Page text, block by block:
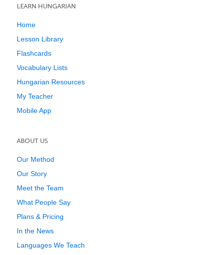
LEARN HUNGARIAN
Home
Lesson Library
Flashcards
Vocabulary Lists
Hungarian Resources
My Teacher
Mobile App
ABOUT US
Our Method
Our Story
Meet the Team
What People Say
Plans & Pricing
In the News
Languages We Teach